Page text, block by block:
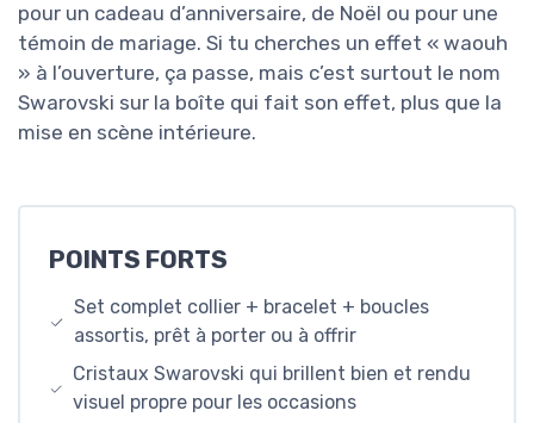
pour un cadeau d’anniversaire, de Noël ou pour une
témoin de mariage. Si tu cherches un effet « waouh
» à l’ouverture, ça passe, mais c’est surtout le nom
Swarovski sur la boîte qui fait son effet, plus que la
mise en scène intérieure.
POINTS FORTS
Set complet collier + bracelet + boucles
assortis, prêt à porter ou à offrir
Cristaux Swarovski qui brillent bien et rendu
visuel propre pour les occasions